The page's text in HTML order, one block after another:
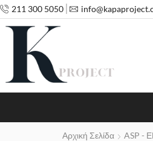
211 300 5050
Αρχική Σελίδα ASP -